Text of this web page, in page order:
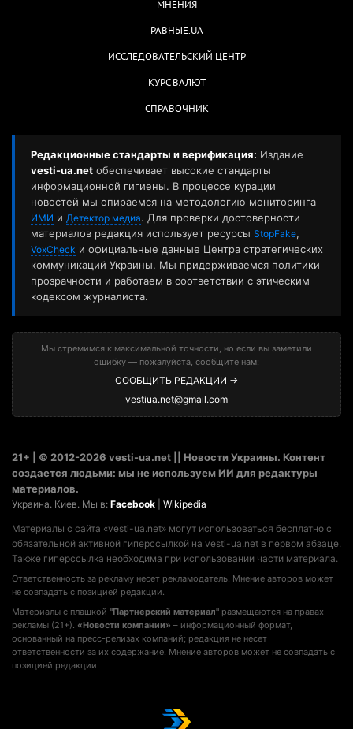
МНЕНИЯ
РАВНЫЕ.UA
ИССЛЕДОВАТЕЛЬСКИЙ ЦЕНТР
КУРС ВАЛЮТ
СПРАВОЧНИК
Редакционные стандарты и верификация: Издание
vesti-ua.net обеспечивает высокие стандарты
информационной гигиены. В процессе курации
новостей мы опираемся на методологию мониторинга
ИМИ и Детектор медиа. Для проверки достоверности
материалов редакция использует ресурсы StopFake,
VoxCheck и официальные данные Центра стратегических
коммуникаций Украины. Мы придерживаемся политики
прозрачности и работаем в соответствии с этическим
кодексом журналиста.
Мы стремимся к максимальной точности, но если вы заметили
ошибку — пожалуйста, сообщите нам:
СООБЩИТЬ РЕДАКЦИИ →
vestiua.net@gmail.com
21+ | © 2012-2026 vesti-ua.net || Новости Украины. Контент
создается людьми: мы не используем ИИ для редактуры
материалов.
Украина. Киев. Мы в: Facebook Wikipedia
Материалы с сайта «vesti-ua.net» могут использоваться бесплатно с
обязательной активной гиперссылкой на vesti-ua.net в первом абзаце.
Также гиперссылка необходима при использовании части материала.
Ответственность за рекламу несет рекламодатель. Мнение авторов может
не совпадать с позицией редакции.
Материалы с плашкой "Партнерский материал" размещаются на правах
рекламы (21+). «Новости компании» – информационный формат,
основанный на пресс-релизах компаний; редакция не несет
ответственности за их содержание. Мнение авторов может не совпадать с
позицией редакции.